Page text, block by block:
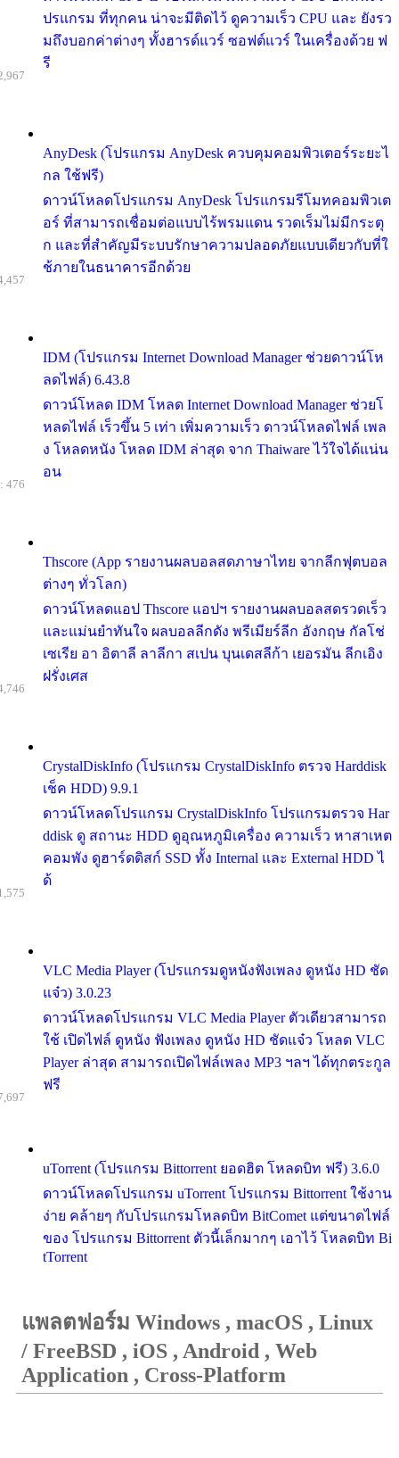
ปรแกรม ที่ทุกคน น่าจะมีติดไว้ ดูความเร็ว CPU และ ยังรว
มถึงบอกค่าต่างๆ ทั้งฮารด์แวร์ ซอฟต์แวร์ ในเครื่องด้วย ฟ
รี
AnyDesk (โปรแกรม AnyDesk ควบคุมคอมพิวเตอร์ระยะไ
กล ใช้ฟรี)
ดาวน์โหลดโปรแกรม AnyDesk โปรแกรมรีโมทคอมพิวเต
อร์ ที่สามารถเชื่อมต่อแบบไร้พรมแดน รวดเร็มไม่มีกระตุ
ก และที่สำคัญมีระบบรักษาความปลอดภัยแบบเดียวกับที่ใ
ช้ภายในธนาคารอีกด้วย
IDM (โปรแกรม Internet Download Manager ช่วยดาวน์โห
ลดไฟล์) 6.43.8
ดาวน์โหลด IDM โหลด Internet Download Manager ช่วยโ
หลดไฟล์ เร็วขึ้น 5 เท่า เพิ่มความเร็ว ดาวน์โหลดไฟล์ เพล
ง โหลดหนัง โหลด IDM ล่าสุด จาก Thaiware ไว้ใจได้แน่น
อน
Thscore (App รายงานผลบอลสดภาษาไทย จากลีกฟุตบอล
ต่างๆ ทั่วโลก)
ดาวน์โหลดแอป Thscore แอปฯ รายงานผลบอลสดรวดเร็ว
และแม่นยำทันใจ ผลบอลลีกดัง พรีเมียร์ลีก อังกฤษ กัลโช่
เซเรีย อา อิตาลี ลาลีกา สเปน บุนเดสลีก้า เยอรมัน ลีกเอิง
ฝรั่งเศส
476
CrystalDiskInfo (โปรแกรม CrystalDiskInfo ตรวจ Harddisk
เช็ค HDD) 9.9.1
ดาวน์โหลดโปรแกรม CrystalDiskInfo โปรแกรมตรวจ Har
ddisk ดู สถานะ HDD ดูอุณหภูมิเครื่อง ความเร็ว หาสาเหต
คอมพัง ดูฮาร์ดดิสก์ SSD ทั้ง Internal และ External HDD ไ
ด้
VLC Media Player (โปรแกรมดูหนังฟังเพลง ดูหนัง HD ชัด
แจ๋ว) 3.0.23
ดาวน์โหลดโปรแกรม VLC Media Player ตัวเดียวสามารถ
ใช้ เปิดไฟล์ ดูหนัง ฟังเพลง ดูหนัง HD ชัดแจ๋ว โหลด VLC
Player ล่าสุด สามารถเปิดไฟล์เพลง MP3 ฯลฯ ได้ทุกตระกูล
ฟรี
uTorrent (โปรแกรม Bittorrent ยอดฮิต โหลดบิท ฟรี) 3.6.0
ดาวน์โหลดโปรแกรม uTorrent โปรแกรม Bittorrent ใช้งาน
ง่าย คล้ายๆ กับโปรแกรมโหลดบิท BitComet แต่ขนาดไฟล์
ของ โปรแกรม Bittorrent ตัวนี้เล็กมากๆ เอาไว้ โหลดบิท Bi
tTorrent
แพลตฟอร์ม Windows , macOS , Linux
/ FreeBSD , iOS , Android , Web
Application , Cross-Platform